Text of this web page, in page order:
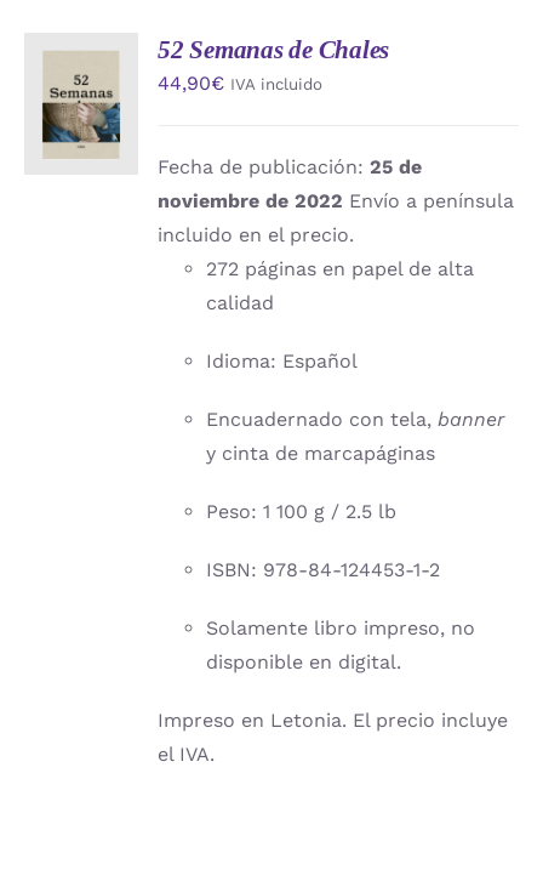
AL
CARRITO
/
DETALLES
52 Semanas de Chales
44,90€ IVA incluido
Fecha de publicación:25 de
noviembre de 2022 Envío a península
incluido en el precio.
272 páginas en papel de alta
calidad
Idioma: Español
Encuadernado con tela,banner
y cinta de marcapáginas
Peso: 1 100 g / 2.5 lb
ISBN: 978-84-124453-1-2
Solamente libro impreso, no
disponible en digital.
Impreso en Letonia. El precio incluye
el IVA.